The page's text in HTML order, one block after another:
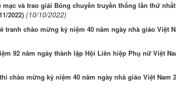
và trao giải Bóng chuyền truyền thống lần thứ
2022) (10/10/2022)
chào mừng kỷ niệm 40 năm ngày nhà giáo Việt
92 năm ngày thành lập Hội Liên hiệp Phụ nữ Việt
chào mừng kỷ niệm 40 năm ngày nhà giáo Việt Nam